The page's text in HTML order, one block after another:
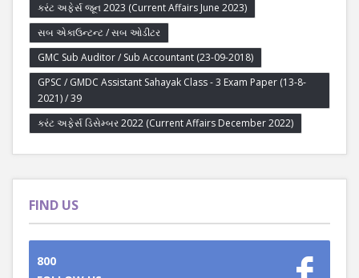
કરંટ અફેર્સ જૂન 2023 (Current Affairs June 2023)
સબ એકાઉન્ટન્ટ / સબ ઓડીટર
GMC Sub Auditor / Sub Accountant (23-09-2018)
GPSC / GMDC Assistant Sahayak Class - 3 Exam Paper (13-8-
2021) / 39
કરંટ અફેર્સ ડિસેમ્બર 2022 (Current Affairs December 2022)
FIND US
800